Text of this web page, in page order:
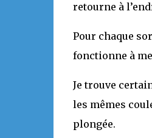
retourne à
Pour chaque
fonctionne à
Je trouve
les mêmes
plongée.